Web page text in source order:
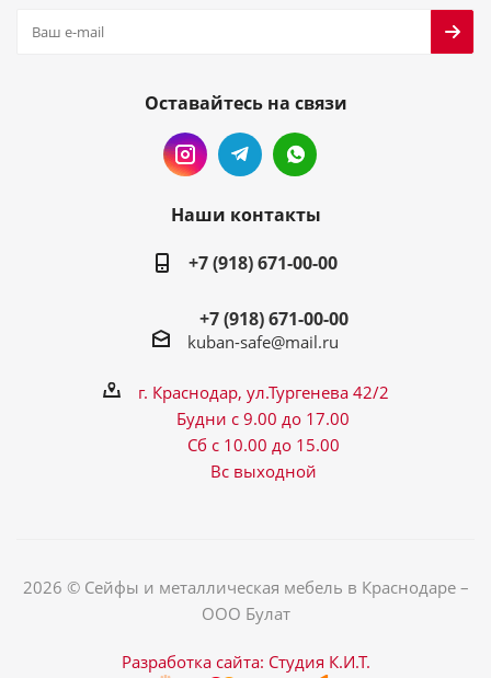
Оставайтесь на связи
Наши контакты
+7 (918) 671-00-00
+7 (918) 671-00-00
kuban-safe@mail.ru
г. Краснодар, ул.Тургенева 42/2
Будни с 9.00 до 17.00
Сб с 10.00 до 15.00
Вс выходной
2026 © Сейфы и металлическая мебель в Краснодаре –
ООО Булат
Разработка сайта: Студия К.И.Т.